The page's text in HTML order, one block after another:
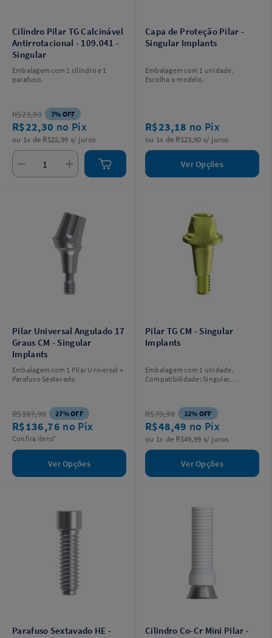
Cilindro Pilar TG Calcinável
Antirrotacional - 109.041 -
Singular
Embalagem com 1 cilindro e 1
parafuso.
R$23,90 7% OFF
R$22,30 no Pix
ou 1x de R$22,99 s/ juros
Capa de Proteção Pilar -
Singular Implants
Embalagem com 1 unidade.
Escolha o modelo.
R$23,18 no Pix
ou 1x de R$23,90 s/ juros
Ver Opções
Pilar Universal Angulado 17
Graus CM - Singular
Implants
Embalagem com 1 Pilar Universal +
Parafuso Sextavado
R$187,90 27% OFF
R$136,76 no Pix
Confira itens*
Ver Opções
Pilar TG CM - Singular
Implants
Embalagem com 1 unidade.
Compatibilidade: Singular,
R$70,90 32% OFF
R$48,49 no Pix
ou 1x de R$49,99 s/ juros
Ver Opções
Parafuso Sextavado HE -
Cilindro Co-Cr Mini Pilar -